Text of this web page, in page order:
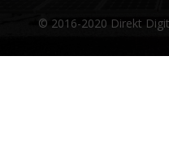
© 2016-2020 Direkt